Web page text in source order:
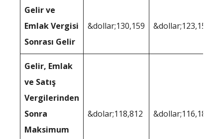
Gelir ve
Emlak Vergisi
Sonrası Gelir
&dollar;130,159 &dollar;123,158
Gelir, Emlak
ve Satış
Vergilerinden
Sonra
Maksimum
&dolar;118,812 &dollar;116,187